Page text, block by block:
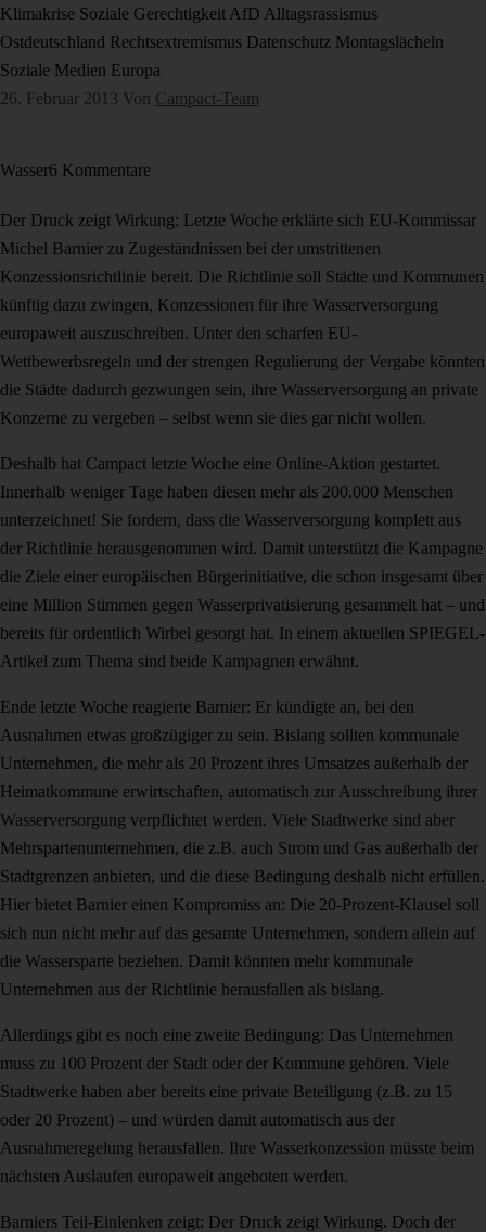
Klimakrise Soziale Gerechtigkeit AfD Alltagsrassismus
Ostdeutschland Rechtsextremismus Datenschutz Montagslächeln
Soziale Medien Europa
26. Februar 2013 Von Campact-Team
Wasser6 Kommentare
Der Druck zeigt Wirkung: Letzte Woche erklärte sich EU-Kommissar
Michel Barnier zu Zugeständnissen bei der umstrittenen
Konzessionsrichtlinie bereit. Die Richtlinie soll Städte und Kommunen
künftig dazu zwingen, Konzessionen für ihre Wasserversorgung
europaweit auszuschreiben. Unter den scharfen EU-
Wettbewerbsregeln und der strengen Regulierung der Vergabe könnten
die Städte dadurch gezwungen sein, ihre Wasserversorgung an private
Konzerne zu vergeben – selbst wenn sie dies gar nicht wollen.
Deshalb hat Campact letzte Woche eine Online-Aktion gestartet.
Innerhalb weniger Tage haben diesen mehr als 200.000 Menschen
unterzeichnet! Sie fordern, dass die Wasserversorgung komplett aus
der Richtlinie herausgenommen wird. Damit unterstützt die Kampagne
die Ziele einer europäischen Bürgerinitiative, die schon insgesamt über
eine Million Stimmen gegen Wasserprivatisierung gesammelt hat – und
bereits für ordentlich Wirbel gesorgt hat. In einem aktuellen SPIEGEL-
Artikel zum Thema sind beide Kampagnen erwähnt.
Ende letzte Woche reagierte Barnier: Er kündigte an, bei den
Ausnahmen etwas großzügiger zu sein. Bislang sollten kommunale
Unternehmen, die mehr als 20 Prozent ihres Umsatzes außerhalb der
Heimatkommune erwirtschaften, automatisch zur Ausschreibung ihrer
Wasserversorgung verpflichtet werden. Viele Stadtwerke sind aber
Mehrspartenunternehmen, die z.B. auch Strom und Gas außerhalb der
Stadtgrenzen anbieten, und die diese Bedingung deshalb nicht erfüllen.
Hier bietet Barnier einen Kompromiss an: Die 20-Prozent-Klausel soll
sich nun nicht mehr auf das gesamte Unternehmen, sondern allein auf
die Wassersparte beziehen. Damit könnten mehr kommunale
Unternehmen aus der Richtlinie herausfallen als bislang.
Allerdings gibt es noch eine zweite Bedingung: Das Unternehmen
muss zu 100 Prozent der Stadt oder der Kommune gehören. Viele
Stadtwerke haben aber bereits eine private Beteiligung (z.B. zu 15
oder 20 Prozent) – und würden damit automatisch aus der
Ausnahmeregelung herausfallen. Ihre Wasserkonzession müsste beim
nächsten Auslaufen europaweit angeboten werden.
Barniers Teil-Einlenken zeigt: Der Druck zeigt Wirkung. Doch der